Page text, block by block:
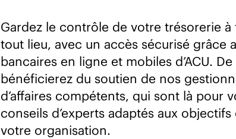
Gardez le contrôle de votre trésorerie
tout lieu, avec un accès sécurisé grâce
bancaires en ligne et mobiles d’ACU.
bénéficierez du soutien de nos
d’affaires compétents, qui sont là pour
conseils d’experts adaptés aux
votre organisation.